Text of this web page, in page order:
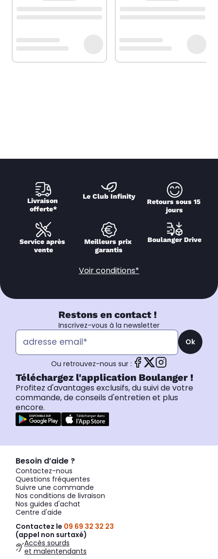
Livraison
offerte*
Le Club Infinity
Retours sous 15
jours
Service après
vente
Meilleurs prix
garantis
Boulanger Drive
Voir conditions*
Restons en contact !
Inscrivez-vous à la newsletter
Ok
Ou retrouvez-nous sur :
Téléchargez l'application Boulanger !
Profitez d'avantages exclusifs, du suivi de votre
commande, de conseils d'entretien et plus
encore.
Besoin d’aide ?
Contactez-nous
Questions fréquentes
Suivre une commande
Nos conditions de livraison
Nos guides d'achat
Centre d'aide
Contactez le 09 69 32 32 23
(appel non surtaxé)
Accès sourds
et malentendants